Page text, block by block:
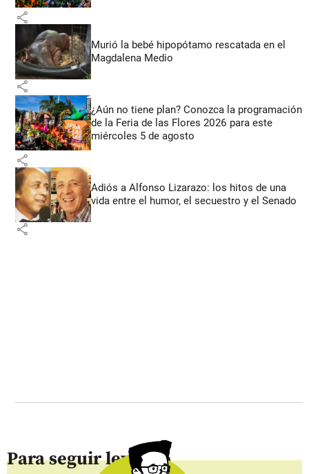
share
Murió la bebé hipopótamo rescatada en el
Magdalena Medio
share
¿Aún no tiene plan? Conozca la programación
de la Feria de las Flores 2026 para este
miércoles 5 de agosto
share
Adiós a Alfonso Lizarazo: los hitos de una
vida entre el humor, el secuestro y el Senado
share
Para seguir leyendo